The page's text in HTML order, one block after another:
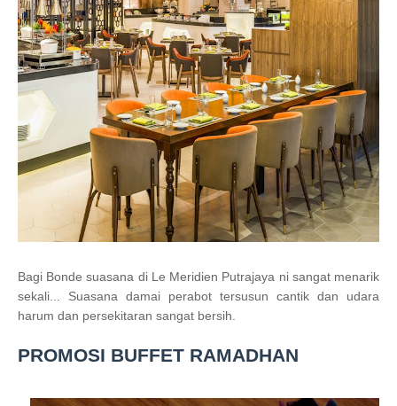
Bagi Bonde suasana di Le Meridien Putrajaya ni sangat menarik
sekali... Suasana damai perabot tersusun cantik dan udara
harum dan persekitaran sangat bersih.
PROMOSI BUFFET RAMADHAN